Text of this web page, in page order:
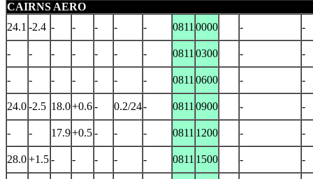
CAIRNS AERO
24.1 -2.4 - - - - - 0811 0000 - -
- - - - - - - 0811 0300 - -
- - - - - - - 0811 0600 - -
24.0-2.5 18.0+0.6- 0.2/24- 0811 0900 - -
- - 17.9+0.5- - - 0811 1200 - -
28.0+1.5- - - - - 0811 1500 - -